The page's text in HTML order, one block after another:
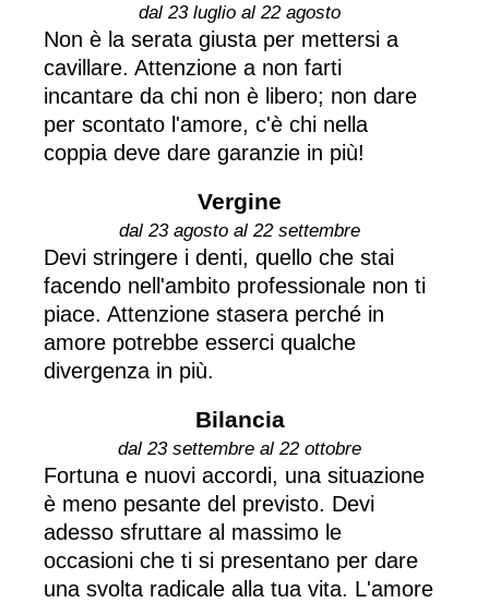
dal 23 luglio al 22 agosto
Non è la serata giusta per mettersi a
cavillare. Attenzione a non farti
incantare da chi non è libero; non dare
per scontato l'amore, c'è chi nella
coppia deve dare garanzie in più!
Vergine
dal 23 agosto al 22 settembre
Devi stringere i denti, quello che stai
facendo nell'ambito professionale non ti
piace. Attenzione stasera perché in
amore potrebbe esserci qualche
divergenza in più.
Bilancia
dal 23 settembre al 22 ottobre
Fortuna e nuovi accordi, una situazione
è meno pesante del previsto. Devi
adesso sfruttare al massimo le
occasioni che ti si presentano per dare
una svolta radicale alla tua vita. L'amore